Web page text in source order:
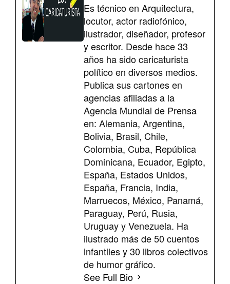
Es técnico en Arquitectura,
locutor, actor radiofónico,
ilustrador, diseñador, profesor
y escritor. Desde hace 33
años ha sido caricaturista
político en diversos medios.
Publica sus cartones en
agencias afiliadas a la
Agencia Mundial de Prensa
en: Alemania, Argentina,
Bolivia, Brasil, Chile,
Colombia, Cuba, República
Dominicana, Ecuador, Egipto,
España, Estados Unidos,
España, Francia, India,
Marruecos, México, Panamá,
Paraguay, Perú, Rusia,
Uruguay y Venezuela. Ha
ilustrado más de 50 cuentos
infantiles y 30 libros colectivos
de humor gráfico.
See Full Bio